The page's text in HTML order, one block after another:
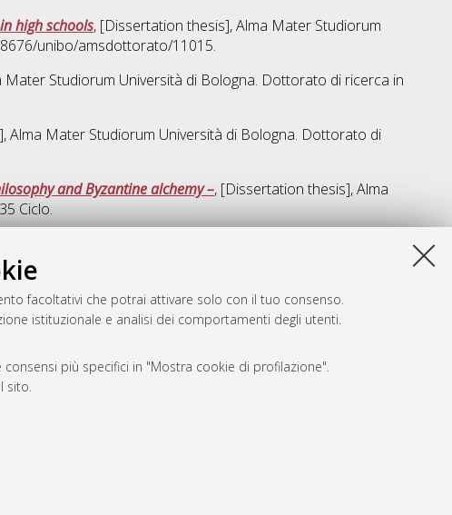
facoltativi che potrai attivare solo con il tuo consenso.
istituzionale e analisi dei comportamenti degli utenti.
più specifici in "Mostra cookie di profilazione".
sito.
high schools, [Dissertation thesis], Alma Mater Studiorum
unibo/amsdottorato/11015.
Mater Studiorum Università di Bologna. Dottorato di ricerca in
Alma Mater Studiorum Università di Bologna. Dottorato di
and Byzantine alchemy –, [Dissertation thesis], Alma
Ciclo.
Questa lista e' stata generata il Thu Aug 6 20:42:08 2026 CEST.